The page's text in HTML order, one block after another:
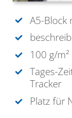
A5-Block
100 g/
Tages-
Tracker
Platz für